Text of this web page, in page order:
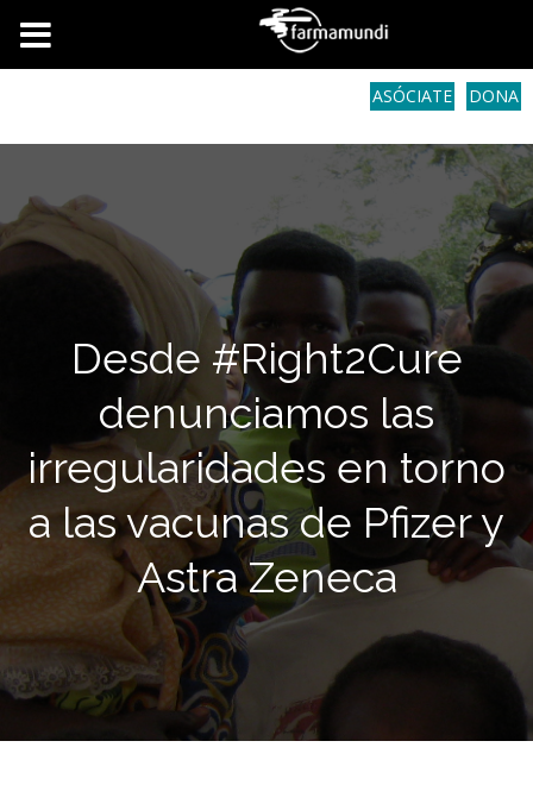
DONA
ASÓCIATE
Desde #Right2Cure
denunciamos las
irregularidades en torno
a las vacunas de Pfizer y
Astra Zeneca